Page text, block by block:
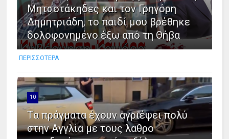
Μητσοτάκηδες και τον Γρηγόρη
Δημητριάδη, το παιδί μου βρέθηκε
δολοφονημένο έξω από τη Θήβα
ΠΕΡΙΣΣΟΤΕΡΑ
10
Tα πράγματα έχουν αγριέψει πολύ
στην Αγγλία με τους λαθρο